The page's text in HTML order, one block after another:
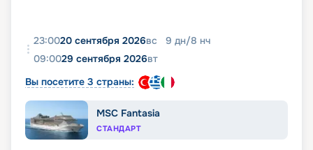
23:0020 сентября 2026вс 9 дн/8 нч
09:0029 сентября 2026вт
Вы посетите 3 страны:
MSC Fantasia
СТАНДАРТ